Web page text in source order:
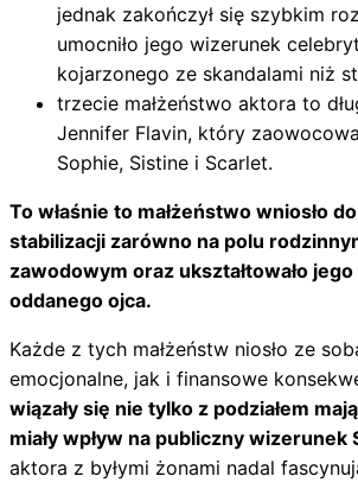
jednak zakończył się szybkim
umocniło jego wizerunek
kojarzonego ze skandalami niż
trzecie małżeństwo aktora to
Jennifer Flavin, który
Sophie, Sistine i Scarlet.
To właśnie to małżeństwo wniosło
stabilizacji zarówno na polu
zawodowym oraz ukształtowało
oddanego ojca.
Każde z tych małżeństw niosło ze
emocjonalne, jak i finansowe
wiązały się nie tylko z podziałem
miały wpływ na publiczny wizerunek
aktora z byłymi żonami nadal